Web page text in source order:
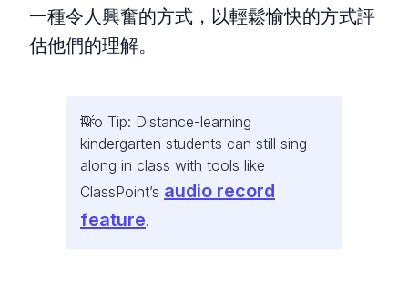
一種令人興奮的方式，以輕鬆愉快的方式評
估他們的理解。
Pro Tip: Distance-learning
kindergarten students can still sing
along in class with tools like
ClassPoint’s audio record
feature.